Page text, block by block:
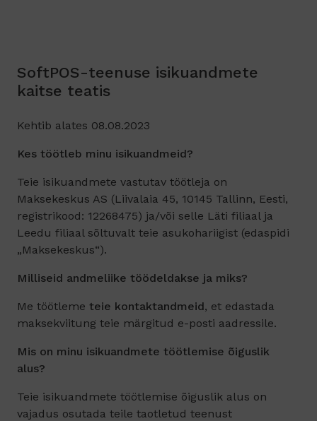
SoftPOS-teenuse isikuandmete
kaitse teatis
Kehtib alates 08.08.2023
Kes töötleb minu isikuandmeid?
Teie isikuandmete vastutav töötleja on
Maksekeskus AS (Liivalaia 45, 10145 Tallinn, Eesti,
registrikood: 12268475) ja/või selle Läti filiaal ja
Leedu filiaal sõltuvalt teie asukohariigist (edaspidi
„Maksekeskus“).
Milliseid andmeliike töödeldakse ja miks?
Me töötleme teie kontaktandmeid, et edastada
maksekviitung teie märgitud e-posti aadressile.
Mis on minu isikuandmete töötlemise õiguslik
alus?
Teie isikuandmete töötlemise õiguslik alus on
vajadus osutada teile taotletud teenust